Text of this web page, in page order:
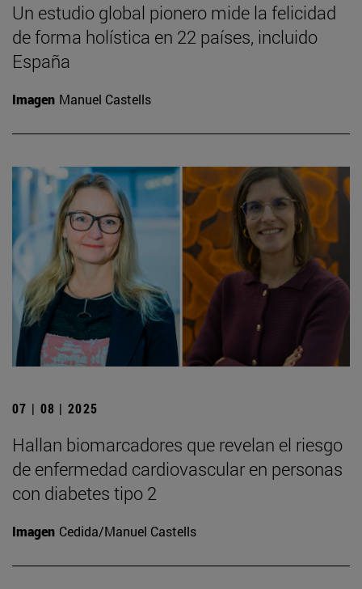
Un estudio global pionero mide la felicidad
de forma holística en 22 países, incluido
España
Imagen Manuel Castells
07 | 08 | 2025
Hallan biomarcadores que revelan el riesgo
de enfermedad cardiovascular en personas
con diabetes tipo 2
Imagen Cedida/Manuel Castells